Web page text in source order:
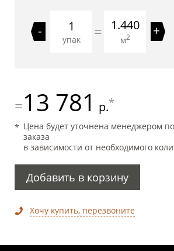
-
упак = 1.440
м2 +
=13 781 р.*
Цена будет уточнена менеджером
заказа
в зависимости от необходимого
Добавить в корзину
Хочу купить, перезвоните